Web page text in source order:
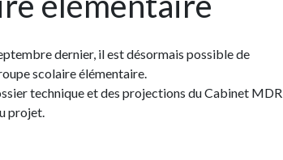
dernier, il est désormais possible de
scolaire élémentaire.
technique et des projections du Cabinet MDR
projet.